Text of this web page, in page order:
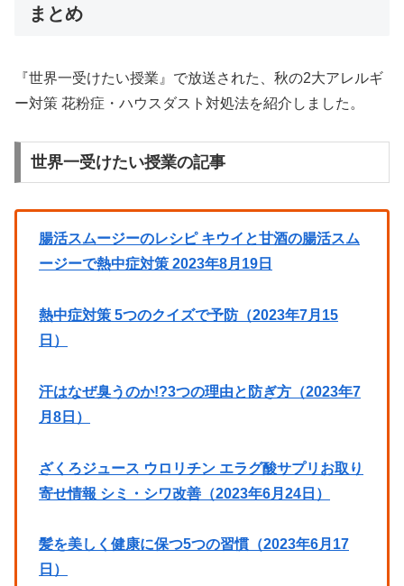
まとめ
『世界一受けたい授業』で放送された、秋の2大アレルギ
ー対策 花粉症・ハウスダスト対処法を紹介しました。
世界一受けたい授業の記事
腸活スムージーのレシピ キウイと甘酒の腸活スム
ージーで熱中症対策 2023年8月19日
熱中症対策 5つのクイズで予防（2023年7月15
日）
汗はなぜ臭うのか!?3つの理由と防ぎ方（2023年7
月8日）
ざくろジュース ウロリチン エラグ酸サプリお取り
寄せ情報 シミ・シワ改善（2023年6月24日）
髪を美しく健康に保つ5つの習慣（2023年6月17
日）